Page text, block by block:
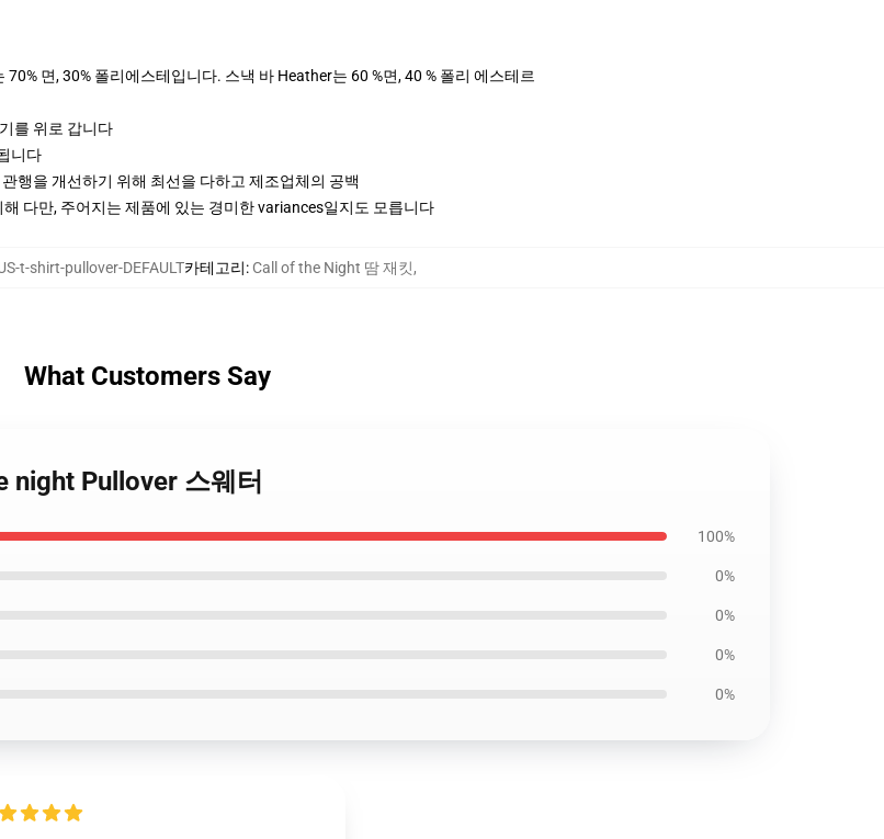
면, 30% 폴리에스테입니다. 스낵 바 Heather는 60 %면, 40 % 폴리 에스테르
를 위로 갑니다
니다
행을 개선하기 위해 최선을 다하고 제조업체의 공백
다만, 주어지는 제품에 있는 경미한 variances일지도 모릅니다
t-shirt-pullover-DEFAULT카테고리: Call of the Night 땀 재킷,
What Customers Say
Pullover 스웨터
100%
0%
0%
0%
0%